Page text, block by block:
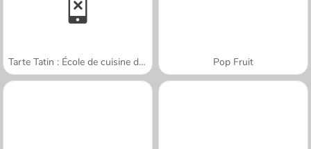
Tarte Tatin : École de cuisine de Sara Pop Fruit